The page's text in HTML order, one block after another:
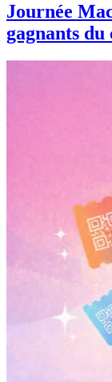
Journée
gagnants du